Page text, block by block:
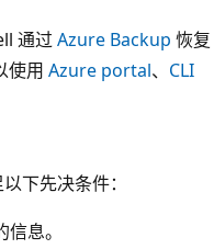
通过 Azure Backup 恢复
使用 Azure portal、 CLI
下先决条件：
息。